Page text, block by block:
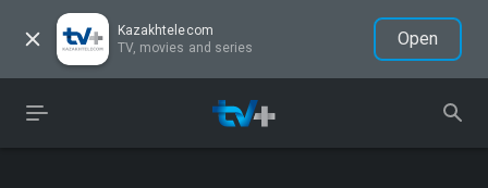
Kazakhtelecom
TV, movies and series
Open